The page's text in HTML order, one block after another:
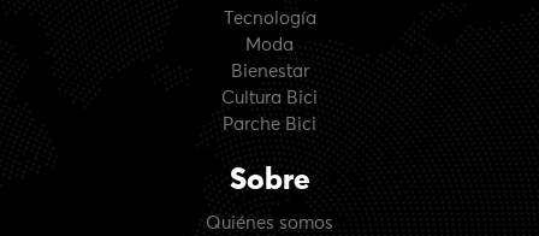
Tecnología
Moda
Bienestar
Cultura Bici
Parche Bici
Sobre
Quiénes somos